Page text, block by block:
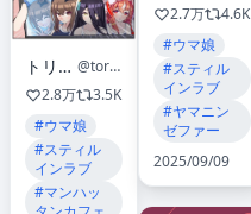
トリノスケイ
@torinosukei
2.8万
3.5K
#ウマ娘
#スティル
インラブ
#マンハッ
2.7万
4.6K
#ウマ娘
#スティル
インラブ
#ヤマニン
ゼファー
2025/09/09